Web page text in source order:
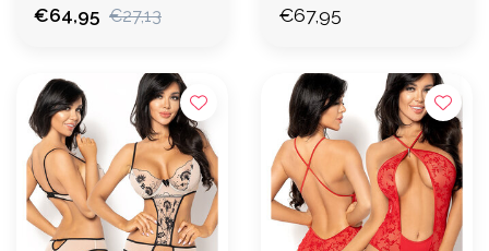
€64,95 €27,13 €67,95